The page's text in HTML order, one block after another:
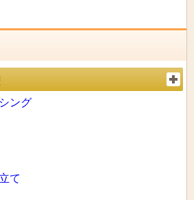
ング
て